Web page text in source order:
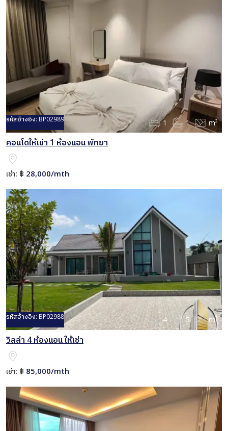
รหัสอ้างอิง: BP02989 1 1 m²
คอนโดให้เช่า 1 ห้องนอน พัทยา
เช่า: ฿ 28,000/mth
รหัสอ้างอิง: BP02988 4 5 m²
วิลล่า 4 ห้องนอน ให้เช่า
เช่า: ฿ 85,000/mth